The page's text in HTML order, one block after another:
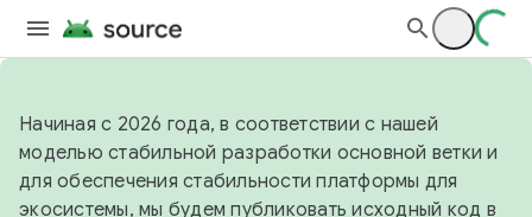
Начиная с 2026 года, в соответствии с нашей
моделью стабильной разработки основной ветки и
для обеспечения стабильности платформы для
экосистемы, мы будем публиковать исходный код в